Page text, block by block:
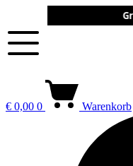
springen
€ 0,00 0 Warenkorb